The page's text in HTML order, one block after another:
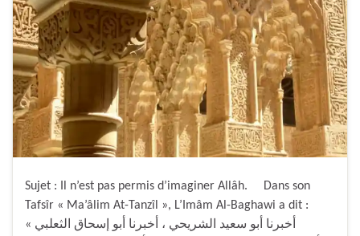
Sujet : Il n’est pas permis d’imaginer Allâh. Dans son
Tafsîr « Ma’âlim At-Tanzîl », L’Imâm Al-Baghawi a dit :
« أخبرنا أبو سعيد الشريحي ، أخبرنا أبو إسحاق الثعلبي